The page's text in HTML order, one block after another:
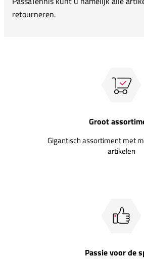
retourneren.
Groot
Gigantisch assortiment met
artikelen
Passie voor de